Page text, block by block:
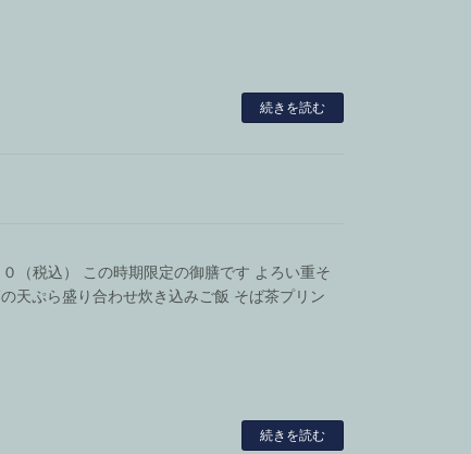
続きを読む
（税込） この時期限定の御膳です よろい重そ
天ぷら盛り合わせ炊き込みご飯 そば茶プリン
続きを読む